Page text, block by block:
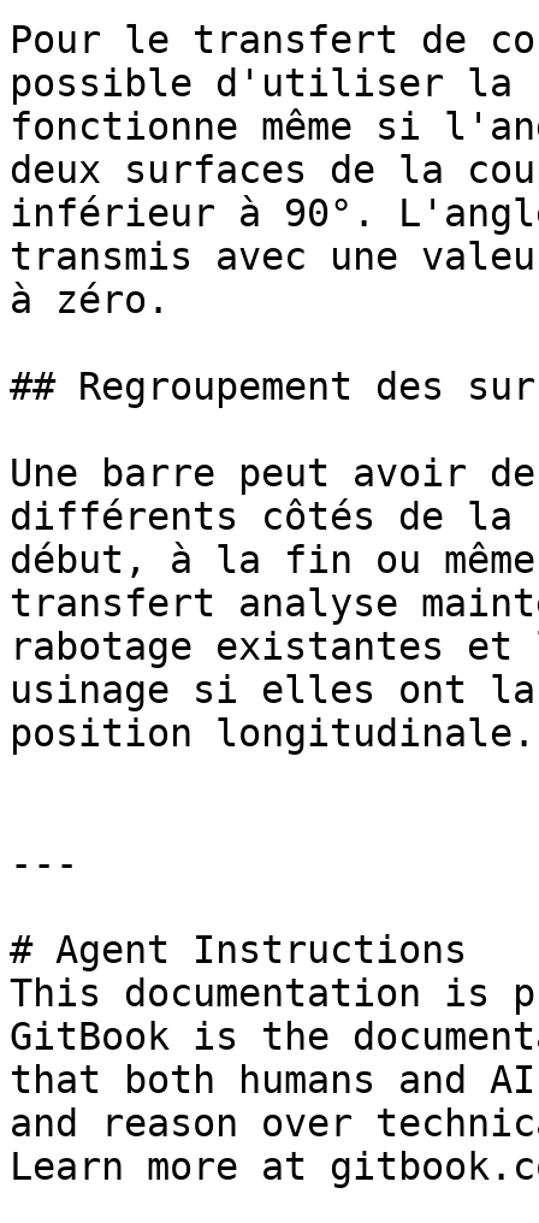
Pour le transfert de
possible d'utiliser la
fonctionne même si
deux surfaces de la
inférieur à 90°.
transmis avec une
à zéro.
## Regroupement des
Une barre peut avoir
différents côtés de la
début, à la fin ou
transfert analyse
rabotage existantes et
usinage si elles ont la
position longitudinale.
---
# Agent Instructions
This documentation is
GitBook is the
that both humans and
and reason over
Learn more at